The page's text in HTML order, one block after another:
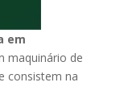
em
maquinário de
consistem na